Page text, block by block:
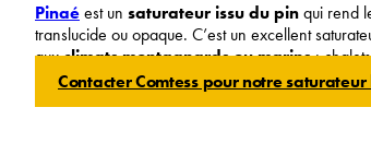
Pinaéest un saturateur issu du pinqui rend
translucide ou opaque. C’est un excellent
auxclimats montagnards ou marins:
Contacter Comtess pour notre saturateur